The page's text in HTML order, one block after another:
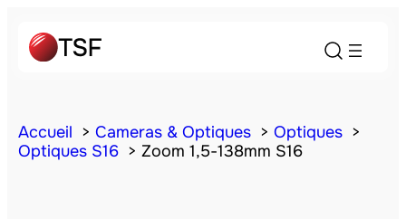
Accueil Cameras & Optiques
Optiques
Optiques S16
Zoom 1,5-138mm S16